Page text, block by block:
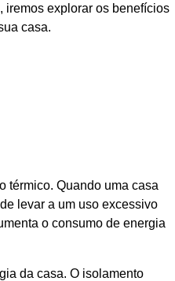
iremos explorar os benefícios
casa.
térmico. Quando uma casa
levar a um uso excessivo
o consumo de energia
da casa. O isolamento